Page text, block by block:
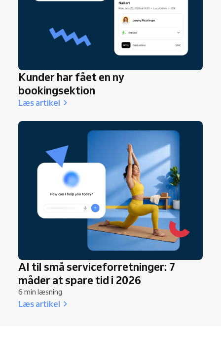
Kunder har fået en ny
bookingsektion
Læs artikel
AI til små serviceforretninger: 7
måder at spare tid i 2026
6 min læsning
Læs artikel